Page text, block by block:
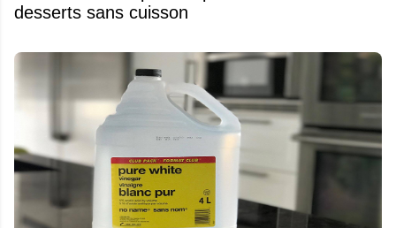
desserts sans cuisson